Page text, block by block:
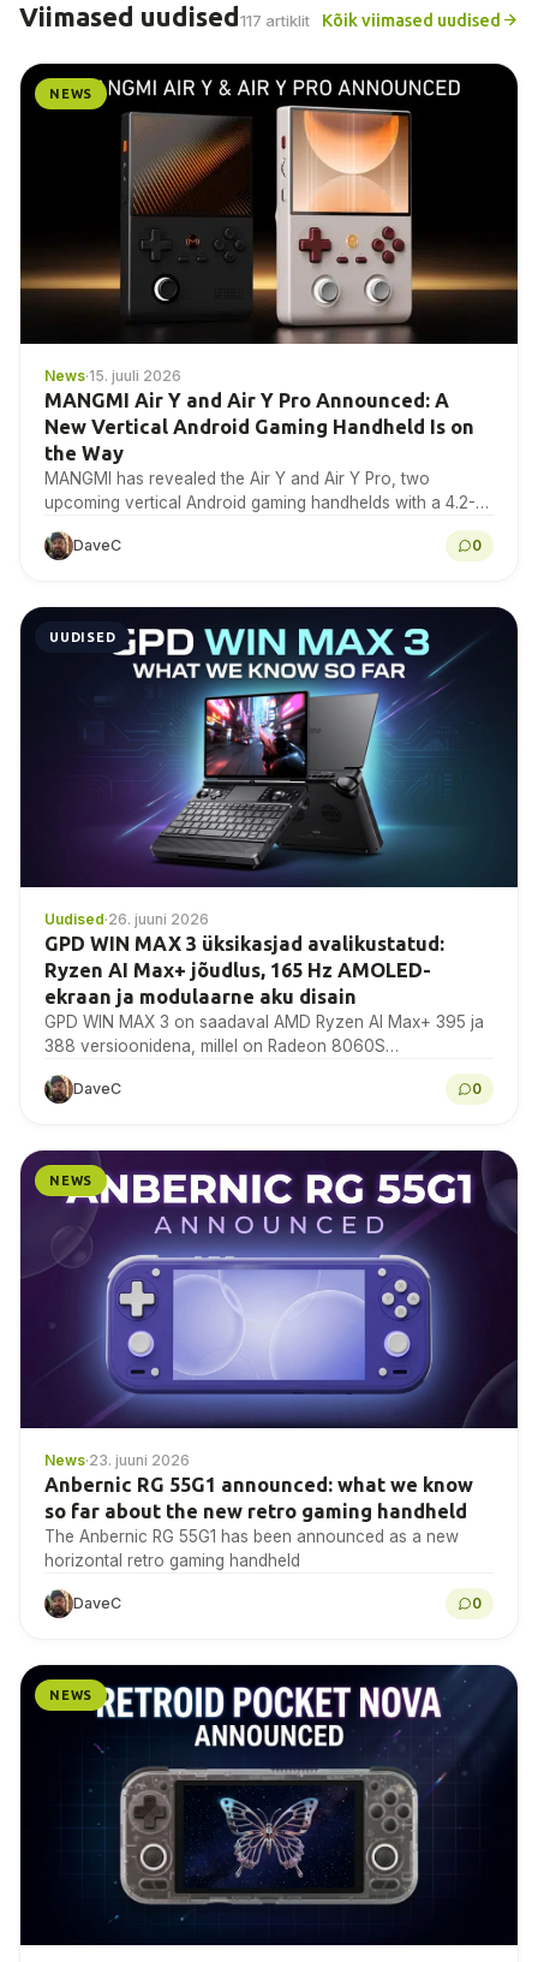
Viimased uudised117 artiklit Kõik viimased uudised
NEWS
News·15. juuli 2026
MANGMI Air Y and Air Y Pro Announced: A
New Vertical Android Gaming Handheld Is on
the Way
MANGMI has revealed the Air Y and Air Y Pro, two
upcoming vertical Android gaming handhelds with a 4.2-
DaveC 0
UUDISED
Uudised·26. juuni 2026
GPD WIN MAX 3 üksikasjad avalikustatud:
Ryzen AI Max+ jõudlus, 165 Hz AMOLED-
ekraan ja modulaarne aku disain
GPD WIN MAX 3 on saadaval AMD Ryzen AI Max+ 395 ja
388 versioonidena, millel on Radeon 8060S
modulaarne...
DaveC 0
NEWS
News·23. juuni 2026
Anbernic RG 55G1 announced: what we know
so far about the new retro gaming handheld
The Anbernic RG 55G1 has been announced as a new
horizontal retro gaming handheld
DaveC 0
NEWS